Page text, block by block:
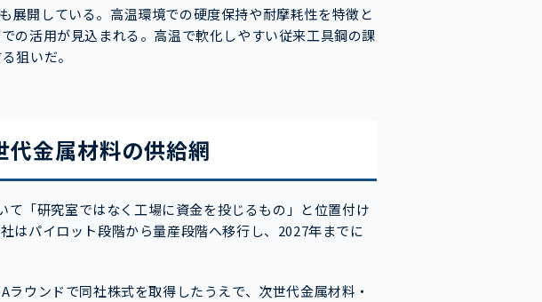
開している。高温環境での硬度保持や耐摩耗性を特徴と
の活用が見込まれる。高温で軟化しやすい従来工具鋼の課
狙いだ。
代金属材料の供給網
「研究室ではなく工場に資金を投じるもの」と位置付け
はパイロット段階から量産段階へ移行し、2027年までに
ウンドで同社株式を取得したうえで、次世代金属材料・